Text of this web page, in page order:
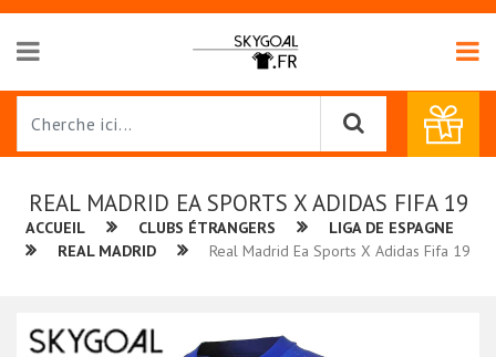
REAL MADRID EA SPORTS X ADIDAS FIFA 19
ACCUEIL CLUBS ÉTRANGERS
LIGA DE ESPAGNE
REAL MADRID
Real Madrid Ea Sports X Adidas Fifa 19